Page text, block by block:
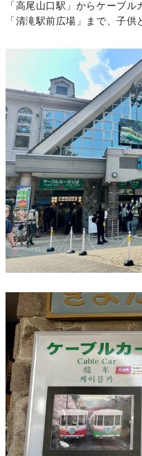
「高尾山口駅」からケーブ
「清滝駅前広場」まで、子供